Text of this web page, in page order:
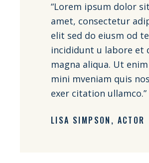
“Lorem ipsum dolor sit
amet, consectetur
elit sed do eiusm od
incididunt u labore et
magna aliqua. Ut
mini mveniam quis
exer citation ullamco.”
LISA SIMPSON ACTOR